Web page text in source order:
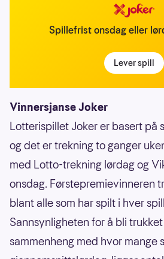
Spillefrist onsdag eller
Lever spill
Vinnersjanse Joker
Lotterispillet Joker er basert på
og det er trekning to ganger
med Lotto-trekning lørdag og
onsdag. Førstepremievinneren
blant alle som har spilt i hver
Sannsynligheten for å bli
sammenheng med hvor mange